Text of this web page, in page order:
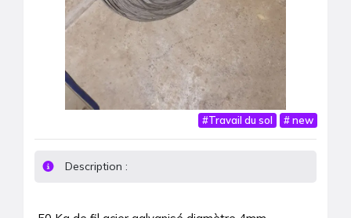
#Travail du sol #new
Description :